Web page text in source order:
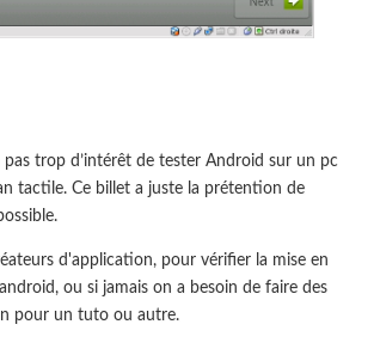
trop d’intérêt de tester Android sur un pc
tactile. Ce billet a juste la prétention de
d'application, pour vérifier la mise en
ou si jamais on a besoin de faire des
pour un tuto ou autre.